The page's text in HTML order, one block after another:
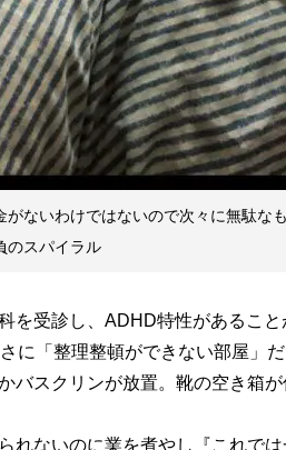
ないわけではないので次々に無駄な
のスパイラル
受診し、ADHD特性があること
に「整理整頓ができない部屋」
バスクリンが放置。靴の空き箱が
れないのに業を煮やし『これで